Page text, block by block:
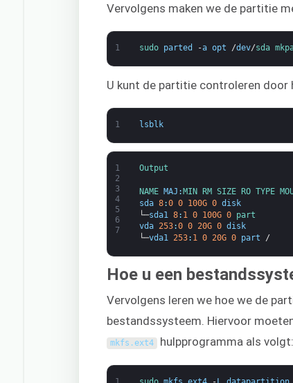
Vervolgens maken we de partitie
1 sudo parted -a opt /dev/sda
U kunt de partitie controleren
1 lsblk
1
2
3
4
5
6
7
Output
NAME MAJ : MIN RM SIZE RO TYPE
sda 8:0 0 100G 0 disk
└─sda1 8: 1 0 100G 0 part
vda 253:0 0 20G 0 disk
└─vda1 253: 1 0 20G 0 part /
Hoe u een
Vervolgens leren we hoe we de
bestandssysteem. Hiervoor
mkfs .ext4 hulpprogramma als volgt: